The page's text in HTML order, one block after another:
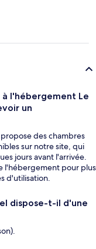
à l'hébergement Le
un
des chambres
sur notre site, qui
jours avant l'arrivée.
l'hébergement pour plus
d'utilisation.
dispose-t-il d'une